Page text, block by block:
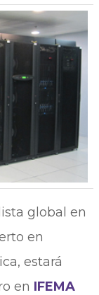
global en
en
estará
en IFEMA